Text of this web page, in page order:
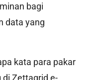
bagi
data yang
kata para pakar
Zettagrid e-